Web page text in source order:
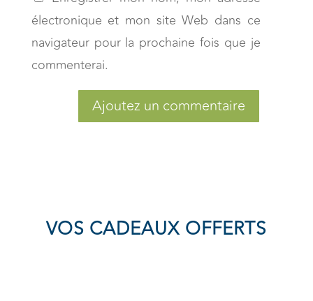
électronique et mon site Web dans ce
navigateur pour la prochaine fois que je
commenterai.
Ajoutez un commentaire
VOS CADEAUX OFFERTS